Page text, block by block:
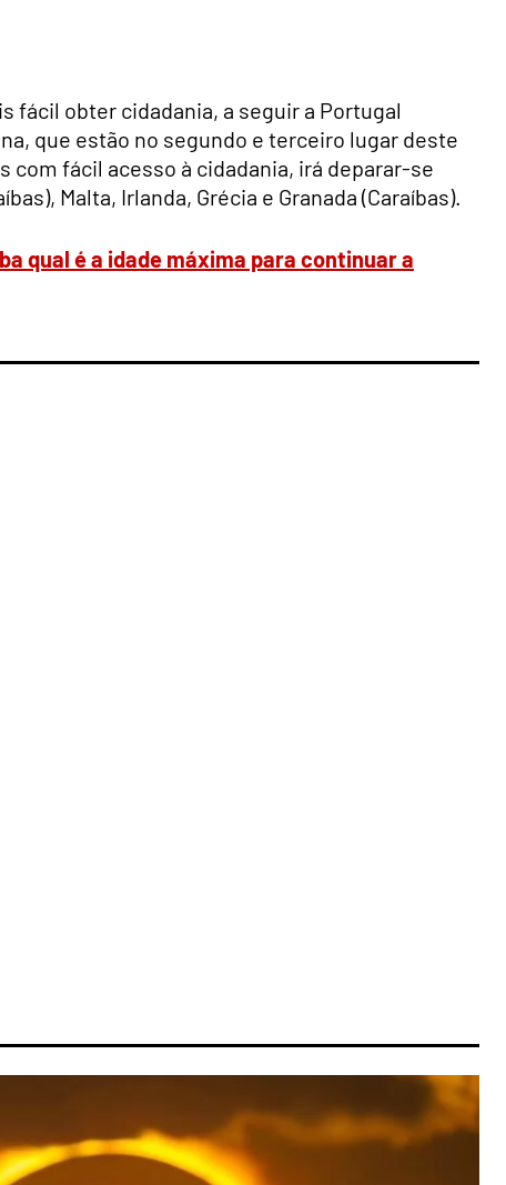
fácil obter cidadania, a seguir a Portugal
que estão no segundo e terceiro lugar deste
fácil acesso à cidadania, irá deparar-se
Malta, Irlanda, Grécia e Granada (Caraíbas).
qual é a idade máxima para continuar a